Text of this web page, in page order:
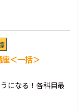
＜一括＞
になる！各科目最